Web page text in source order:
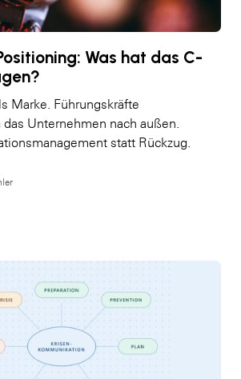
Was hat das C-
Marke. Führungskräfte
Unternehmen nach außen.
statt Rückzug.